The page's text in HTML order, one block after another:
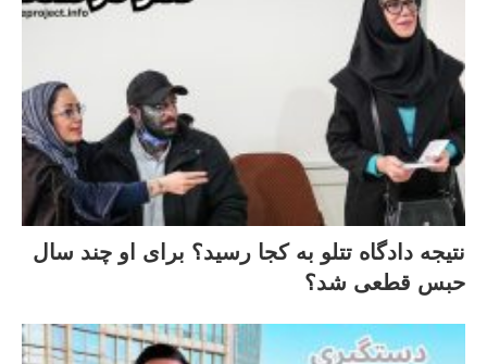
نتیجه دادگاه تتلو به کجا رسید؟ برای او چند سال
حبس قطعی شد؟